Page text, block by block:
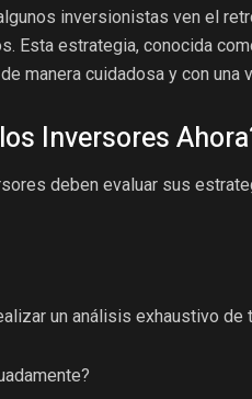
inversionistas ven el
Esta estrategia, conocida
manera cuidadosa y con una
Inversores
deben evaluar sus
un análisis exhaustivo de